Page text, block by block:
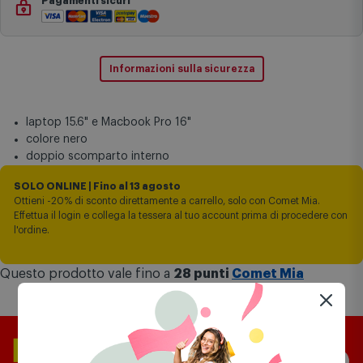
Pagamenti sicuri
Informazioni sulla sicurezza
laptop 15.6" e Macbook Pro 16"
colore nero
doppio scomparto interno
Effettua il login e collega la tessera al tuo account prima di procedere con
l'ordine.
Questo prodotto vale fino a28 punti Comet Mia